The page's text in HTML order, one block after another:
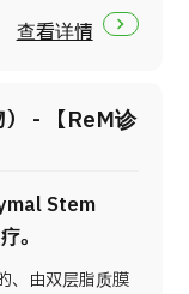
查看详情
- 【ReM诊
Stem
。
、由双层脂质膜